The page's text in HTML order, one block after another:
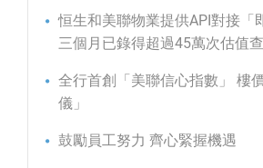
恒生和美聯物業提供API對接「
三個月已錄得超過45萬次估值
全行首創「美聯信心指數」 樓
儀」
鼓勵員工努力 齊心緊握機遇